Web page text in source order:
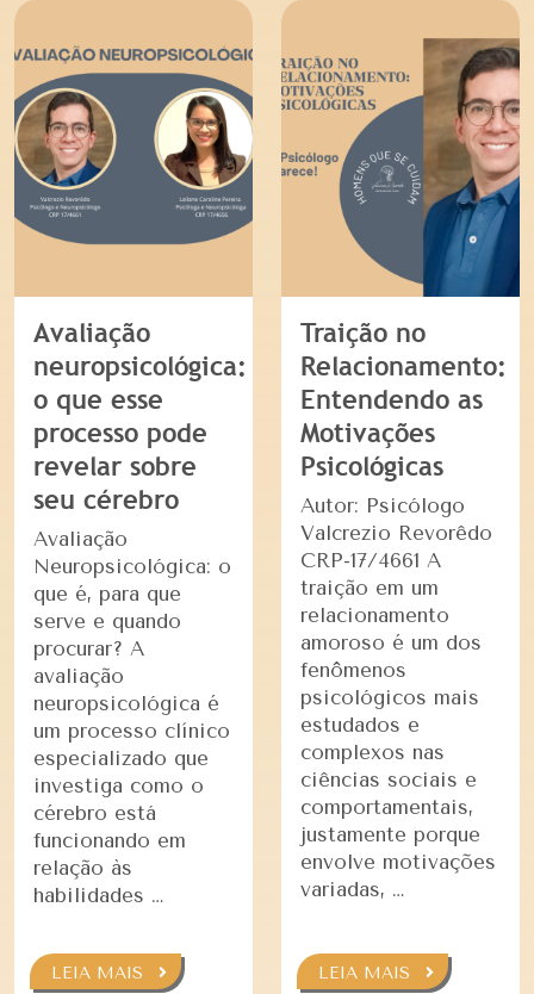
Avaliação
neuropsicológica:
o que esse
processo pode
revelar sobre
seu cérebro
Avaliação
Neuropsicológica: o
que é, para que
serve e quando
procurar? A
avaliação
neuropsicológica é
um processo clínico
especializado que
investiga como o
cérebro está
funcionando em
relação às
habilidades …
LEIA MAIS
Traição no
Relacionamento:
Entendendo as
Motivações
Psicológicas
Autor: Psicólogo
Valcrezio Revorêdo
CRP-17/4661 A
traição em um
relacionamento
amoroso é um dos
fenômenos
psicológicos mais
estudados e
complexos nas
ciências sociais e
comportamentais,
justamente porque
envolve motivações
variadas, …
LEIA MAIS